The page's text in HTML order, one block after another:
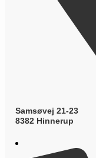
Samsøvej 21-23
8382 Hinnerup